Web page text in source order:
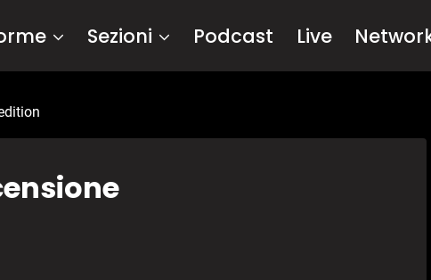
Sezioni Podcast Live